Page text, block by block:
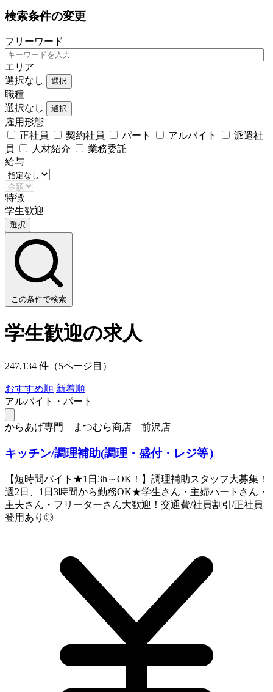
検索条件の変更
フリーワード
エリア
選択なし
選択
職種
選択なし
選択
雇用形態
正社員
契約社員 パート アルバイト
派遣社
員
人材紹介
業務委託
給与
特徴
学生歓迎
選択
この条件で検索
学生歓迎の求人
247,134 件（5ページ目）
おすすめ順 新着順
アルバイト・パート
からあげ専門 まつむら商店 前沢店
キッチン/調理補助(調理・盛付・レジ等）
【短時間バイト★1日3h～OK！】調理補助スタッフ大募集！
週2日、1日3時間から勤務OK★学生さん・主婦パートさん・
主夫さん・フリーターさん大歓迎！交通費/社員割引/正社員
登用あり◎